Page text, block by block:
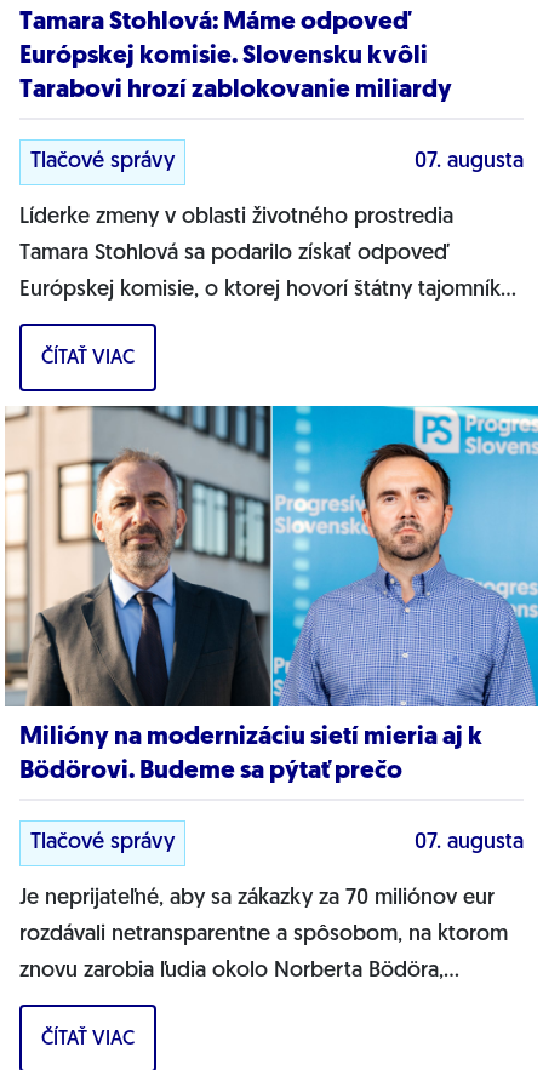
Tamara Stohlová: Máme odpoveď
Európskej komisie. Slovensku kvôli
Tarabovi hrozí zablokovanie miliardy
Tlačové správy 07. augusta
Líderke zmeny v oblasti životného prostredia
Tamara Stohlová sa podarilo získať odpoveď
Európskej komisie, o ktorej hovorí štátny tajomník
MŽP Filip Kuffa. Môžem jednoznačne...
ČÍTAŤ VIAC
Milióny na modernizáciu sietí mieria aj k
Bödörovi. Budeme sa pýtať prečo
Tlačové správy 07. augusta
Je neprijateľné, aby sa zákazky za 70 miliónov eur
rozdávali netransparentne a spôsobom, na ktorom
znovu zarobia ľudia okolo Norberta Bödöra,
povedal podpredseda Progresívneho Slovenska a...
ČÍTAŤ VIAC